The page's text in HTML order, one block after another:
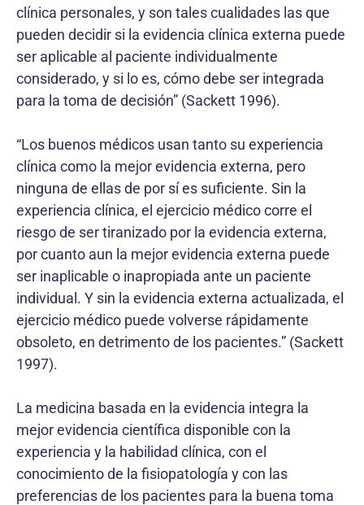
clínica personales, y son tales cualidades las que
pueden decidir si la evidencia clínica externa puede
ser aplicable al paciente individualmente
considerado, y si lo es, cómo debe ser integrada
para la toma de decisión” (Sackett 1996).
“Los buenos médicos usan tanto su experiencia
clínica como la mejor evidencia externa, pero
ninguna de ellas de por sí es suficiente. Sin la
experiencia clínica, el ejercicio médico corre el
riesgo de ser tiranizado por la evidencia externa,
por cuanto aun la mejor evidencia externa puede
ser inaplicable o inapropiada ante un paciente
individual. Y sin la evidencia externa actualizada, el
ejercicio médico puede volverse rápidamente
obsoleto, en detrimento de los pacientes.” (Sackett
1997).
La medicina basada en la evidencia integra la
mejor evidencia científica disponible con la
experiencia y la habilidad clínica, con el
conocimiento de la fisiopatología y con las
preferencias de los pacientes para la buena toma